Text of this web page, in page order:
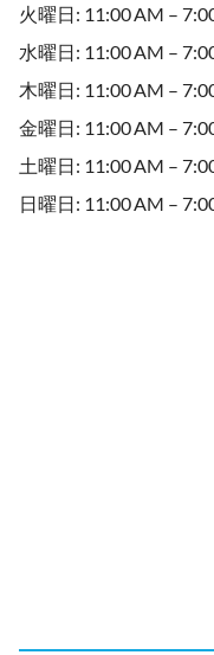
火曜日: 11:00 AM –
水曜日: 11:00 AM –
木曜日: 11:00 AM –
金曜日: 11:00 AM –
土曜日: 11:00 AM –
日曜日: 11:00 AM –